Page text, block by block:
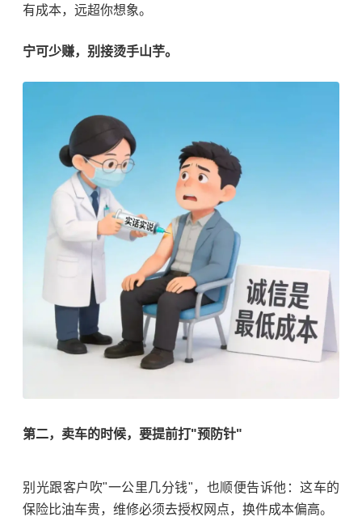
有成本，远超你想象。
宁可少赚，别接烫手山芋。
第二，卖车的时候，要提前打"预防针"
别光跟客户吹"一公里几分钱"，也顺便告诉他：这车的
保险比油车贵，维修必须去授权网点，换件成本偏高。